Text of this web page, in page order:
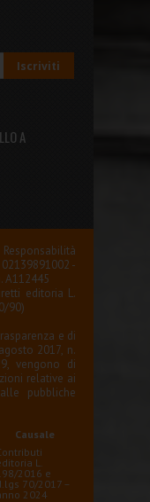
A
02139891002 -
A112445
editoria L.
90)
e di
2017, n.
vengono di
relative ai
pubbliche
Causale
L.
2016 e
70/2017 –
2024